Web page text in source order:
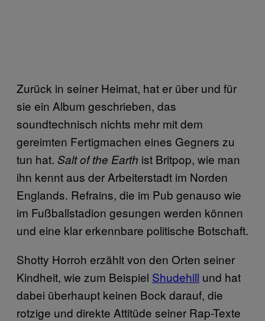
Zurück in seiner Heimat, hat er über und für
sie ein Album geschrieben, das
soundtechnisch nichts mehr mit dem
gereimten Fertigmachen eines Gegners zu
tun hat. Salt of the Earth ist Britpop, wie man
ihn kennt aus der Arbeiterstadt im Norden
Englands. Refrains, die im Pub genauso wie
im Fußballstadion gesungen werden können
und eine klar erkennbare politische Botschaft.
Shotty Horroh erzählt von den Orten seiner
Kindheit, wie zum Beispiel Shudehill und hat
dabei überhaupt keinen Bock darauf, die
rotzige und direkte Attitüde seiner Rap-Texte